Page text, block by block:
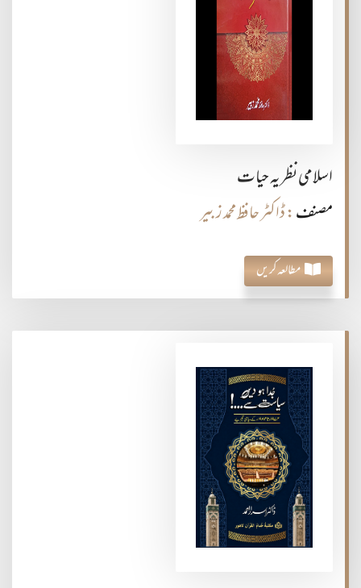
اسلامی نظریہ حیات
مصنف: ڈاکٹر حا فظ محمد ز بیر
مطالعہ کریں